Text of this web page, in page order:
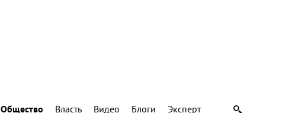
Общество Власть Видео Блоги Эксперт